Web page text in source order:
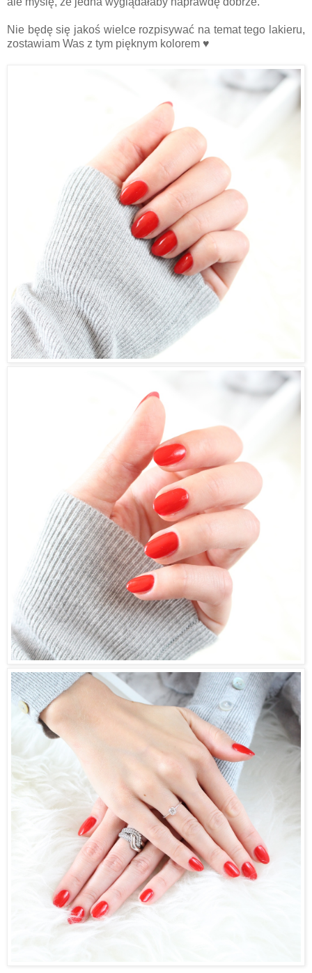
Nie będę się jakoś wielce rozpisywać na temat tego lakieru,
zostawiam Was z tym pięknym kolorem ♥